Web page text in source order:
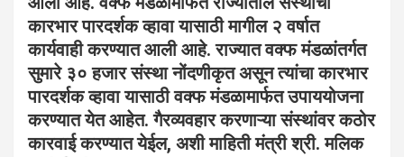
कारभार पारदर्शक व्हावा यासाठी मागील २ वर्षात
कार्यवाही करण्यात आली आहे. राज्यात वक्फ मंडळांतर्गत
सुमारे ३० हजार संस्था नोंदणीकृत असून त्यांचा कारभार
पारदर्शक व्हावा यासाठी वक्फ मंडळामार्फत उपाययोजना
करण्यात येत आहेत. गैरव्यवहार करणाऱ्या संस्थांवर कठोर
कारवाई करण्यात येईल, अशी माहिती मंत्री श्री. मलिक